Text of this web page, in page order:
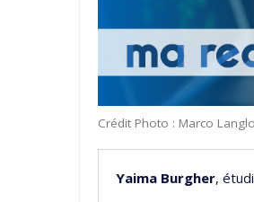
Crédit Photo : Marco
Yaima Burgher,